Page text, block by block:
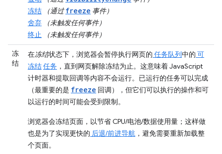
冻结
（通过freeze 事件）
舍弃
（未触发任何事件）
终止
（未触发任何事件）
冻
结
在冻结状态下，浏览器会暂停执行网页的 任务队列中的 可
冻结任务 ，直到网页解除冻结为止。这意味着 JavaScript
计时器和提取回调等内容不会运行。已运行的任务可以完成
（最重要的是 freeze 回调），但它们可以执行的操作和可
以运行的时间可能会受到限制。
浏览器会冻结页面，以节省 CPU/电池/数据使用量；这样做
也是为了实现更快的 后退/前进导航 ，避免需要重新加载整
个页面。